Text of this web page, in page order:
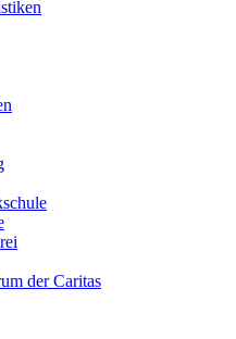
der Caritas